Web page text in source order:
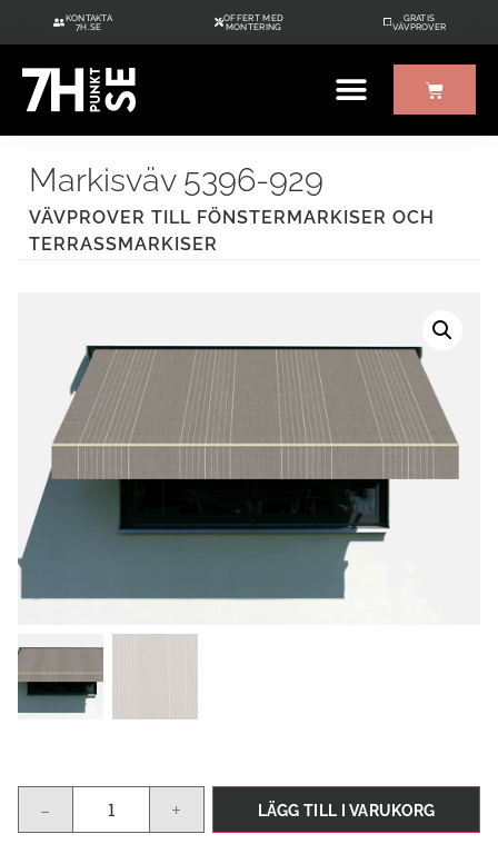
KONTAKTA
7H.SE
OFFERT MED
MONTERING
GRATIS
VÄVPROVER
Markisväv 5396-929
VÄVPROVER TILL FÖNSTERMARKISER OCH
TERRASSMARKISER
- + LÄGG TILL I VARUKORG